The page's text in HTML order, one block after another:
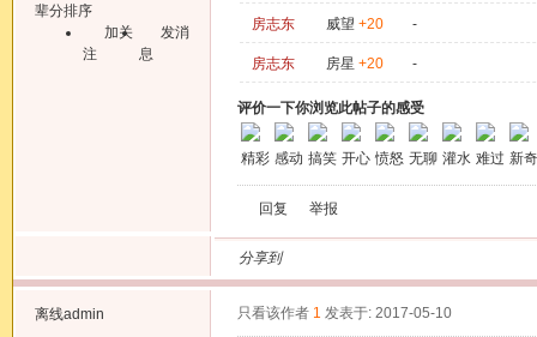
辈分排序
加关
注
发消
息
房志东 威望 +20 -
房志东 房星 +20 -
评价一下你浏览此帖子的感受
精彩 感动 搞笑 开心 愤怒 无聊 灌水 难过 新奇
回复 举报
分享到
离线admin
只看该作者 1 发表于: 2017-05-10